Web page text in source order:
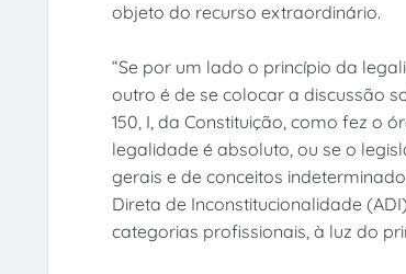
objeto do recurso extraordinário.
“Se por um lado o princípio da
outro é de se colocar a discussão
150, I, da Constituição, como fez o
legalidade é absoluto, ou se o
gerais e de conceitos
Direta de Inconstitucionalidade
categorias profissionais, à luz do